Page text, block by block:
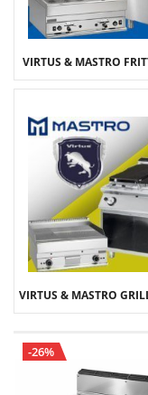
VIRTUS & MASTRO
VIRTUS & MASTRO
-26%